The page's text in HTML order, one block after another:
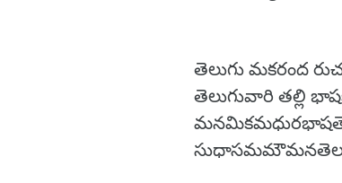
తెలుగు మకరంద
తెలుగువారి తల్లి